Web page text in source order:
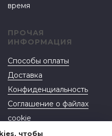
чтобы
время
ПРОЧАЯ
ИНФОРМАЦИЯ
Способы оплаты
Доставка
Конфиденциальность
Соглашение о файлах
cookie
Договор-оферта